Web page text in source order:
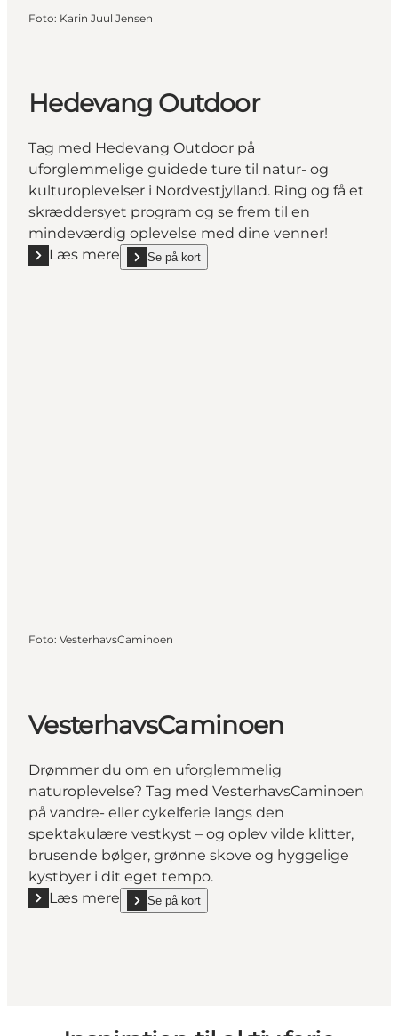
Foto: Karin Juul Jensen
Hedevang Outdoor
Tag med Hedevang Outdoor på
uforglemmelige guidede ture til natur- og
kulturoplevelser i Nordvestjylland. Ring og få et
skræddersyet program og se frem til en
mindeværdig oplevelse med dine venner!
Læs mere
Læs mere "Hedevang Outdoor"
Se på kort
show Hedevang Outdoor on_map
Foto: VesterhavsCaminoen
VesterhavsCaminoen
Drømmer du om en uforglemmelig
naturoplevelse? Tag med VesterhavsCaminoen
på vandre- eller cykelferie langs den
spektakulære vestkyst – og oplev vilde klitter,
brusende bølger, grønne skove og hyggelige
kystbyer i dit eget tempo.
Læs mere
Læs mere "VesterhavsCaminoen"
Se på kort
show VesterhavsCaminoen on_map